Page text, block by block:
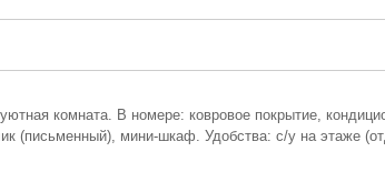
комната. В номере: ковровое покрытие,
(письменный), мини-шкаф. Удобства: с/у на этаже